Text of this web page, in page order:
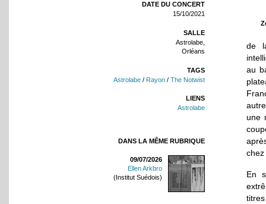
DATE DU CONCERT
15/10/2021
SALLE
Astrolabe,
Orléans
TAGS
Astrolabe / Rayon / The Notwist
LIENS
Astrolabe
DANS LA MÊME RUBRIQUE
09/07/2026
Ellen Arkbro
(Institut Suédois)
de
au
une
chez
En